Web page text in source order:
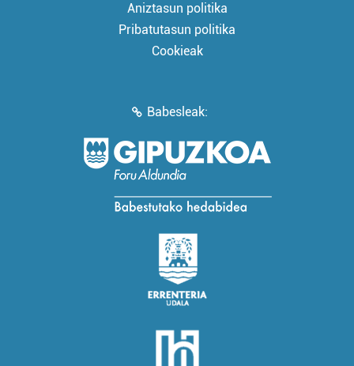
Aniztasun politika
Pribatutasun politika
Cookieak
Babesleak: